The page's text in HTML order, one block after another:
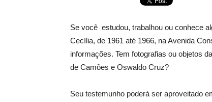
Se você estudou, trabalhou ou conhece
Cecília, de 1961 até 1966, na Avenida
informações. Tem fotografias ou objetos
de Camões e Oswaldo Cruz?
Seu testemunho poderá ser aproveitado